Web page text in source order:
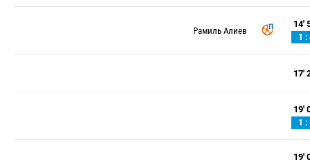
Рамиль Алиев
14'
1 :
17'
19'
1 :
19'